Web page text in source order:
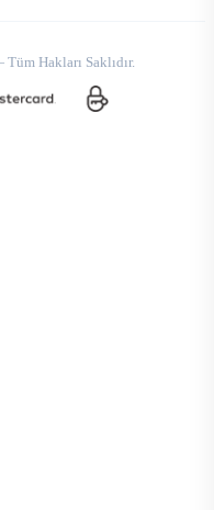
Hakları Saklıdır.